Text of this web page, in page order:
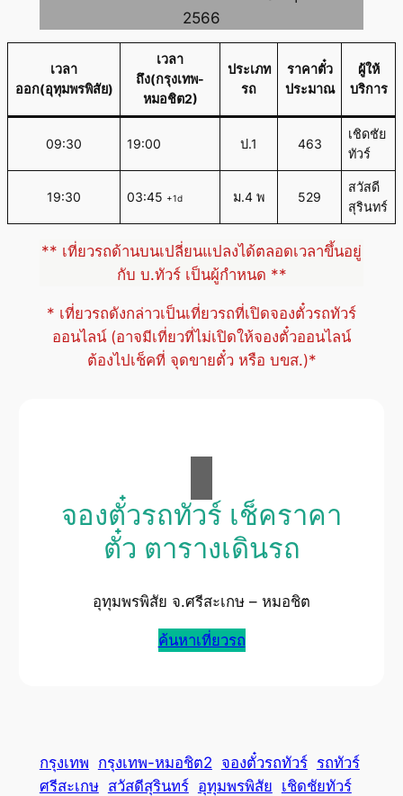
2566
เวลา
ออก(อุทุมพรพิสัย)
เวลา
ถึง(กรุงเทพ-
หมอชิต2)
ประเภท
รถ
ราคาตั๋ว
ประมาณ
ผู้ให้
บริการ
09:30 19:00 ป.1 463
เชิดชัย
ทัวร์
19:30 03:45 +1d ม.4 พ 529
สวัสดี
สุรินทร์
** เที่ยวรถด้านบนเปลี่ยนแปลงได้ตลอดเวลาขึ้นอยู่
กับ บ.ทัวร์ เป็นผู้กำหนด **
* เที่ยวรถดังกล่าวเป็นเที่ยวรถที่เปิดจองตั๋วรถทัวร์
ออนไลน์ (อาจมีเที่ยวที่ไม่เปิดให้จองตั๋วออนไลน์
ต้องไปเช็คที่ จุดขายตั๋ว หรือ บขส.)*
จองตั๋วรถทัวร์ เช็คราคา
ตั๋ว ตารางเดินรถ
อุทุมพรพิสัย จ.ศรีสะเกษ – หมอชิต
ค้นหาเที่ยวรถ
กรุงเทพ กรุงเทพ-หมอชิต2 จองตั๋วรถทัวร์ รถทัวร์
ศรีสะเกษ สวัสดีสุรินทร์ อุทุมพรพิสัย เชิดชัยทัวร์